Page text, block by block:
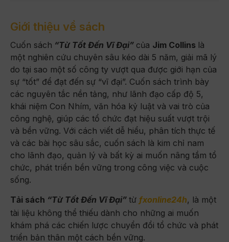
Giới thiệu về sách
Cuốn sách “Từ Tốt Đến Vĩ Đại” của Jim Collins là
một nghiên cứu chuyên sâu kéo dài 5 năm, giải mã lý
do tại sao một số công ty vượt qua được giới hạn của
sự “tốt” để đạt đến sự “vĩ đại”. Cuốn sách trình bày
các nguyên tắc nền tảng, như lãnh đạo cấp độ 5,
khái niệm Con Nhím, văn hóa kỷ luật và vai trò của
công nghệ, giúp các tổ chức đạt hiệu suất vượt trội
và bền vững. Với cách viết dễ hiểu, phân tích thực tế
và các bài học sâu sắc, cuốn sách là kim chỉ nam
cho lãnh đạo, quản lý và bất kỳ ai muốn nâng tầm tổ
chức, phát triển bền vững trong công việc và cuộc
sống.
Tải sách “Từ Tốt Đến Vĩ Đại” từ fxonline24h, là một
tài liệu không thể thiếu dành cho những ai muốn
khám phá các chiến lược chuyển đổi tổ chức và phát
triển bản thân một cách bền vững.